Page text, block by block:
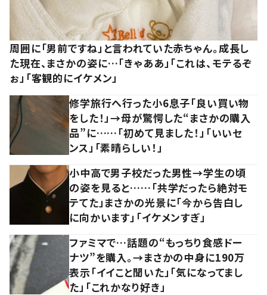
周囲に「男前ですね」と言われていた赤ちゃん。成長し
た現在、まさかの姿に…「きゃああ」「これは、モテるぞ
ぉ」「客観的にイケメン」
修学旅行へ行った小6息子「良い買い物
をした！」→母が驚愕した“まさかの購入
品”に……「初めて見ました！」「いいセ
ンス」「素晴らしい！」
小中高で男子校だった男性→学生の頃
の姿を見ると……「共学だったら絶対モ
テてた」まさかの光景に「今から告白し
に向かいます」「イケメンすぎ」
ファミマで…話題の“もっちり食感ドー
ナツ”を購入。→まさかの中身に190万
表示「イイこと聞いた」「気になってまし
た」「これかなり好き」